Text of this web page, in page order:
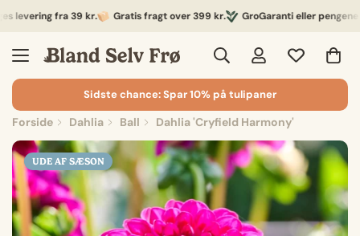
fra 39 kr. Gratis fragt over 399 kr. GroGaranti eller pengene
Sidste chance: Spar 10% på tulipaner
Forside Dahlia Ball Dahlia 'Cryfield Harmony'
UDE AF SÆSON